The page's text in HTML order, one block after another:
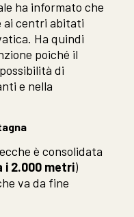
ha informato che
ai centri abitati
Ha quindi
poiché il
di
e nella
è consolidata
i 2.000 metri)
va da fine